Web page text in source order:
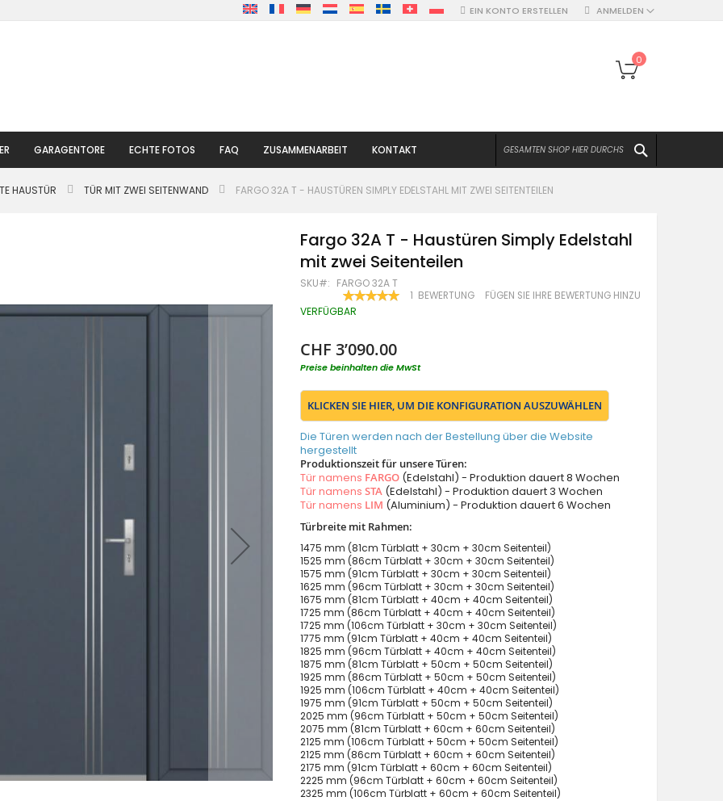
ANMELDEN
EIN KONTO ERSTELLEN
Mein
0
GARAGENTORE ECHTE FOTOS FAQ ZUSAMMENARBEIT KONTAKT
HAUSTÜR TÜR MIT ZWEI SEITENWAND FARGO 32A T - HAUSTÜREN SIMPLY EDELSTAHL MIT ZWEI SEITENTEILEN
Fargo 32A T - Haustüren Simply Edelstahl
mit zwei Seitenteilen
SKU FARGO 32A T
BEWERTUNG:
100
% OF 100
1 BEWERTUNG FÜGEN SIE IHRE BEWERTUNG HINZU
VERFÜGBAR
CHF 3’090.00
Preise beinhalten die MwSt
KLICKEN SIE HIER, UM DIE KONFIGURATION AUSZUWÄHLEN
Die Türen werden nach der Bestellung über die Website
hergestellt
Produktionszeit für unsere Türen:
Tür namens FARGO (Edelstahl) - Produktion dauert 8 Wochen
Tür namensSTA (Edelstahl) - Produktion dauert 3 Wochen
Tür namens LIM (Aluminium) - Produktion dauert 6 Wochen
Türbreite mit Rahmen:
1475 mm (81cm Türblatt + 30cm + 30cm Seitenteil)
1525 mm (86cm Türblatt + 30cm + 30cm Seitenteil)
1575 mm (91cm Türblatt + 30cm + 30cm Seitenteil)
1625 mm (96cm Türblatt + 30cm + 30cm Seitenteil)
1675 mm (81cm Türblatt + 40cm + 40cm Seitenteil)
1725 mm (86cm Türblatt + 40cm + 40cm Seitenteil)
1725 mm (106cm Türblatt + 30cm + 30cm Seitenteil)
1775 mm (91cm Türblatt + 40cm + 40cm Seitenteil)
1825 mm (96cm Türblatt + 40cm + 40cm Seitenteil)
1875 mm (81cm Türblatt + 50cm + 50cm Seitenteil)
1925 mm (86cm Türblatt + 50cm + 50cm Seitenteil)
1925 mm (106cm Türblatt + 40cm + 40cm Seitenteil)
1975 mm (91cm Türblatt + 50cm + 50cm Seitenteil)
2025 mm (96cm Türblatt + 50cm + 50cm Seitenteil)
2075 mm (81cm Türblatt + 60cm + 60cm Seitenteil)
2125 mm (106cm Türblatt + 50cm + 50cm Seitenteil)
2125 mm (86cm Türblatt + 60cm + 60cm Seitenteil)
2175 mm (91cm Türblatt + 60cm + 60cm Seitenteil)
2225 mm (96cm Türblatt + 60cm + 60cm Seitenteil)
2325 mm (106cm Türblatt + 60cm + 60cm Seitenteil)